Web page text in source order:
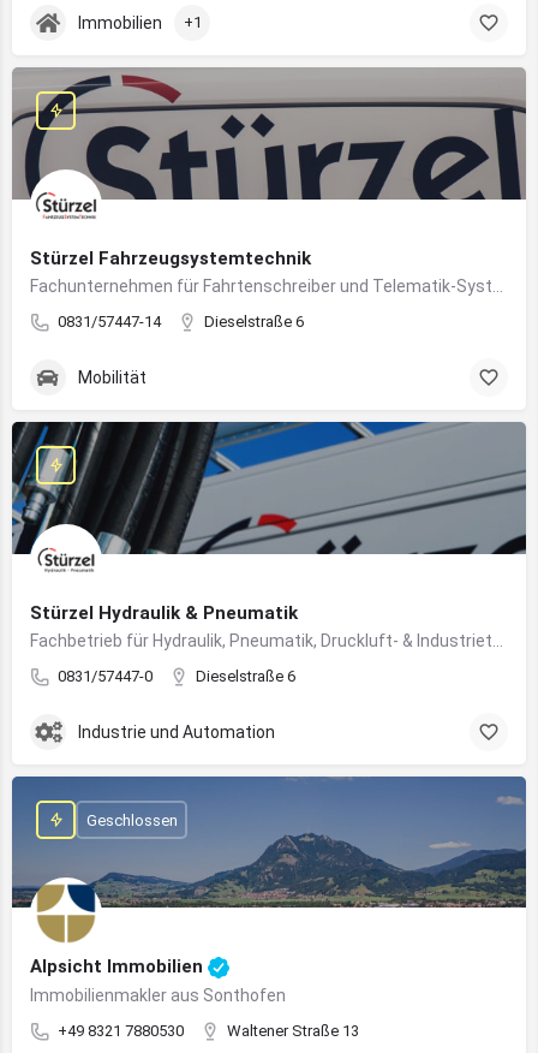
Immobilien +1
Stürzel Fahrzeugsystemtechnik
0831/57447-14 Dieselstraße 6
Mobilität
Stürzel Hydraulik & Pneumatik
0831/57447-0 Dieselstraße 6
Industrie und Automation
Alpsicht Immobilien
Immobilienmakler aus Sonthofen
+49 8321 7880530 Waltener Straße 13
Geschlossen